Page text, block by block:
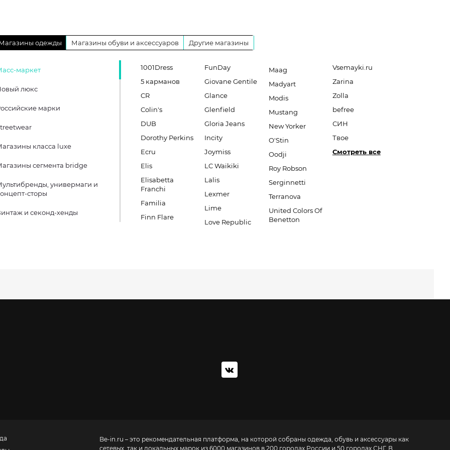
одежды Магазины обуви и аксессуаров Другие магазины
маркет
люкс
марки
класса luxe
сегмента bridge
универмаги и
сторы
и секонд-хенды
1001Dress
5 карманов
CR
Colin's
DUB
Dorothy Perkins
Ecru
Elis
Elisabetta
Franchi
Familia
Finn Flare
FunDay
Giovane Gentile
Glance
Glenfield
Gloria Jeans
Incity
Joymiss
LC Waikiki
Lalis
Lexmer
Lime
Love Republic
Maag
Madyart
Modis
Mustang
New Yorker
O'Stin
Oodji
Roy Robson
Serginnetti
Terranova
United Colors Of
Benetton
Vsemayki.ru
Zarina
Zolla
befree
СИН
Твое
Смотреть все
Be-in.ru – это рекомендательная платформа, на которой собраны одежда, обувь и аксессуары как
сетевых, так и локальных марок из 6000 магазинов в 200 городах России и 50 городах СНГ. В